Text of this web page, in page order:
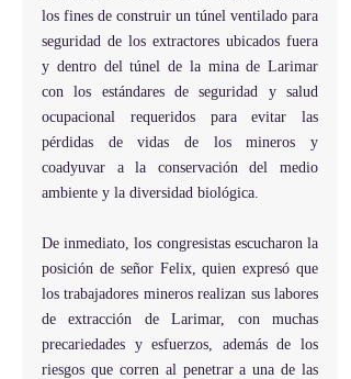
los fines de construir un túnel ventilado para
seguridad de los extractores ubicados fuera
y dentro del túnel de la mina de Larimar
con los estándares de seguridad y salud
ocupacional requeridos para evitar las
pérdidas de vidas de los mineros y
coadyuvar a la conservación del medio
ambiente y la diversidad biológica.
De inmediato, los congresistas escucharon la
posición de señor Felix, quien expresó que
los trabajadores mineros realizan sus labores
de extracción de Larimar, con muchas
precariedades y esfuerzos, además de los
riesgos que corren al penetrar a una de las